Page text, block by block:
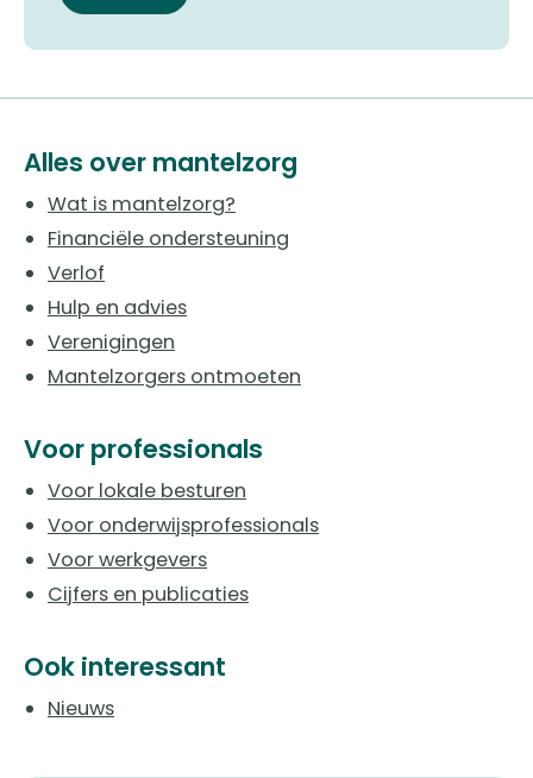
Alles over mantelzorg
Wat is mantelzorg?
Financiële ondersteuning
Verlof
Hulp en advies
Verenigingen
Mantelzorgers ontmoeten
Voor professionals
Voor lokale besturen
Voor onderwijsprofessionals
Voor werkgevers
Cijfers en publicaties
Ook interessant
Nieuws